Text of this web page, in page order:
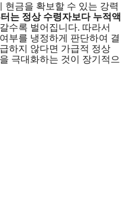
현금을 확보할 수 있는 강력
는 정상 수령자보다 누적액
수록 벌어집니다. 따라서
부를 냉정하게 판단하여 결
하지 않다면 가급적 정상
극대화하는 것이 장기적으